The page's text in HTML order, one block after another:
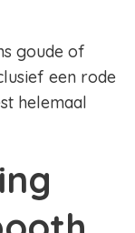
goude of
een rode
helemaal